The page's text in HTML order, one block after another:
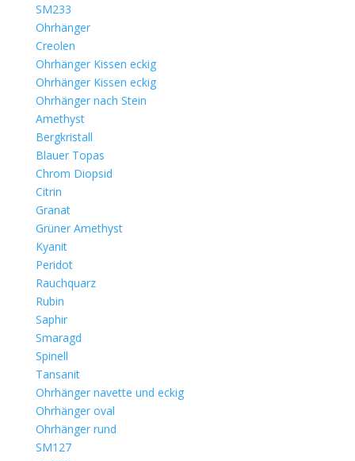
SM233
Ohrhänger
Creolen
Ohrhänger Kissen eckig
Ohrhänger Kissen eckig
Ohrhänger nach Stein
Amethyst
Bergkristall
Blauer Topas
Chrom Diopsid
Citrin
Granat
Grüner Amethyst
Kyanit
Peridot
Rauchquarz
Rubin
Saphir
Smaragd
Spinell
Tansanit
Ohrhänger navette und eckig
Ohrhänger oval
Ohrhänger rund
SM127